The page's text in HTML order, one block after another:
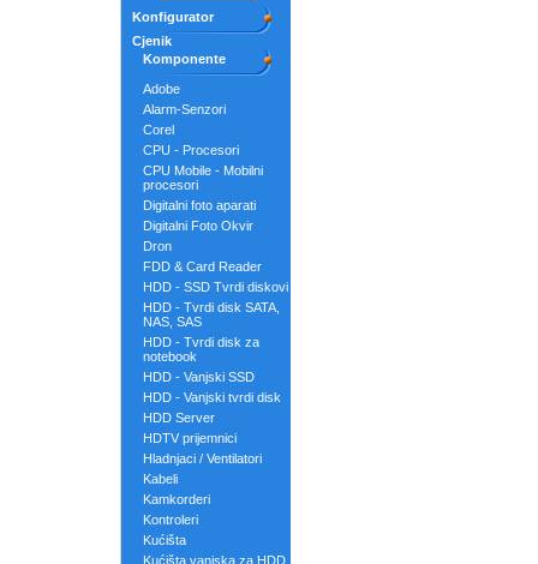
Konfigurator
Cjenik
Komponente
Adobe
Alarm-Senzori
Corel
CPU - Procesori
CPU Mobile - Mobilni
procesori
Digitalni foto aparati
Digitalni Foto Okvir
Dron
FDD & Card Reader
HDD - SSD Tvrdi diskovi
HDD - Tvrdi disk SATA,
NAS, SAS
HDD - Tvrdi disk za
notebook
HDD - Vanjski SSD
HDD - Vanjski tvrdi disk
HDD Server
HDTV prijemnici
Hladnjaci / Ventilatori
Kabeli
Kamkorderi
Kontroleri
Kućišta
Kućišta vanjska za HDD